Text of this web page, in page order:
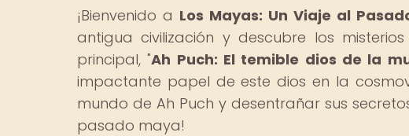
¡Bienvenido a Los Mayas: Un Viaje al
antigua civilización y descubre los
principal, "Ah Puch: El temible dios de la
impactante papel de este dios en la
mundo de Ah Puch y desentrañar sus
pasado maya!